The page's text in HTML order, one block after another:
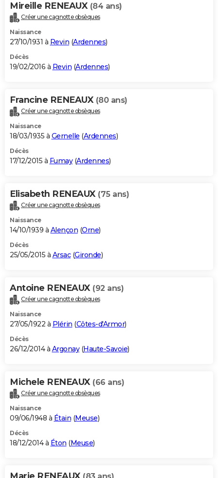
Mireille RENEAUX (84 ans)
Créer une cagnotte obsèques
Naissance
27/10/1931 à Revin (Ardennes)
Décès
19/02/2016 à Revin (Ardennes)
Francine RENEAUX (80 ans)
Créer une cagnotte obsèques
Naissance
18/03/1935 à Gernelle (Ardennes)
Décès
17/12/2015 à Fumay(Ardennes)
Elisabeth RENEAUX (75 ans)
Créer une cagnotte obsèques
Naissance
14/10/1939 à Alençon (Orne)
Décès
25/05/2015 à Arsac(Gironde)
Antoine RENEAUX (92 ans)
Créer une cagnotte obsèques
Naissance
27/05/1922 à Plérin (Côtes-d'Armor)
Décès
26/12/2014 à Argonay(Haute-Savoie)
Michele RENEAUX (66 ans)
Créer une cagnotte obsèques
Naissance
09/06/1948 à Étain (Meuse)
Décès
18/12/2014 à Éton (Meuse)
(83 ans)